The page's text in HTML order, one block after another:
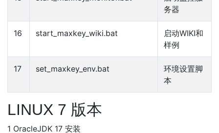
务器
16 start_maxkey_wiki.bat
启动WIKI和
样例
17 set_maxkey_env.bat
环境设置脚
本
LINUX 7 版本
1 OracleJDK 17 安装